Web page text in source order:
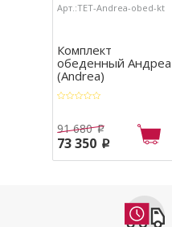
Арт.:TET-Andrea-obed-kt
Комплект
обеденный Андреа
(Andrea)
91 680 p
73 350 p